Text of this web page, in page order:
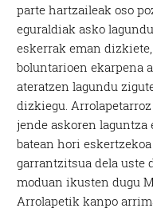
parte hartzaileak oso
eguraldiak asko
eskerrak eman
boluntarioen ekarpena
ateratzen lagundu
dizkiegu.
jende askoren laguntza
batean hori
garrantzitsua dela uste
moduan ikusten dugu
Arrolapetik kanpo